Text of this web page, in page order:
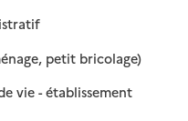
: disponible
: non disponible
petit bricolage): disponible
: non
vie - établissement: disponible
: non